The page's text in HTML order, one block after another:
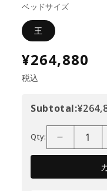
ベッドサイズ
王
¥264,880
税込
Subtotal:
Qty: